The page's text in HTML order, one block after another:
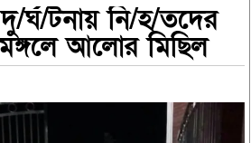
র্ঘ/টনায় নি/হ/তদের
আলোর মিছিল